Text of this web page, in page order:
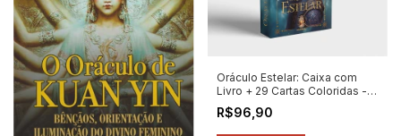
Oráculo Estelar: Caixa com
Livro + 29 Cartas Coloridas -
Autor: Alê Luz (2026) [novo]
R$96,90